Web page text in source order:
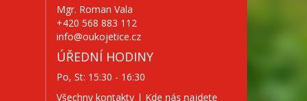
Mgr. Roman Vala
+420 568 883 112
info@oukojetice.cz
ÚŘEDNÍ HODINY
Po, St: 15:30 - 16:30
Všechny kontakty | Kde nás najdete